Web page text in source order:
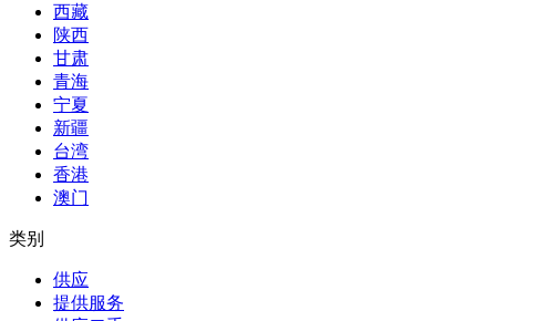
西藏
陕西
甘肃
青海
宁夏
新疆
台湾
香港
澳门
类别
供应
提供服务